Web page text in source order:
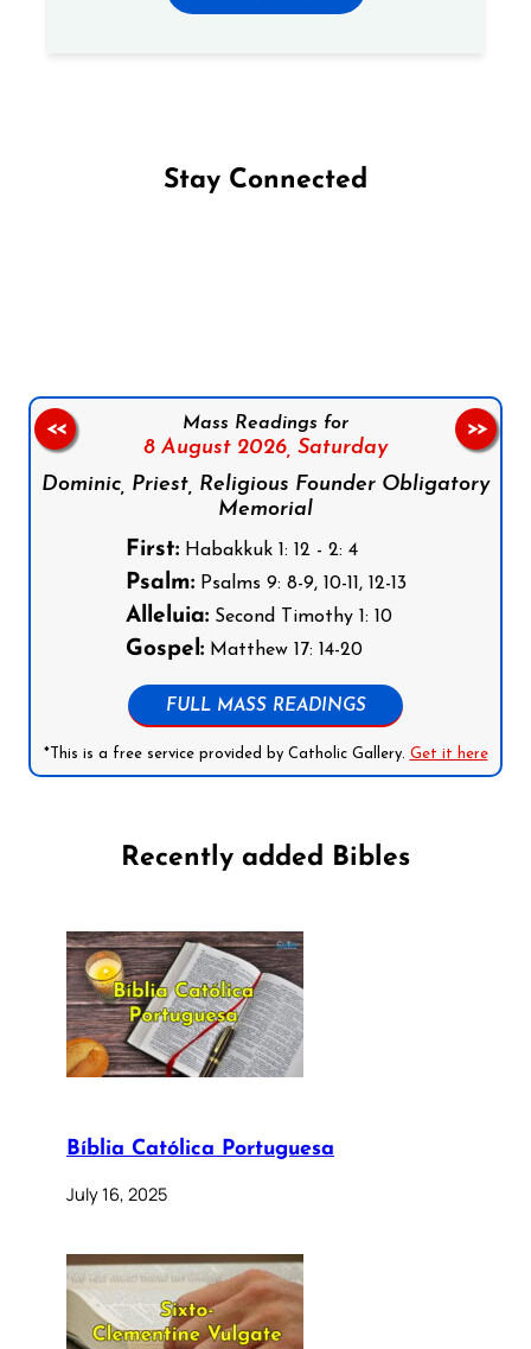
Stay Connected
Mass Readings for
8 August 2026, Saturday
Dominic, Priest, Religious Founder Obligatory
Memorial
First:Habakkuk 1: 12 - 2: 4
Psalm:Psalms 9: 8-9, 10-11, 12-13
Alleluia:Second Timothy 1: 10
Gospel:Matthew 17: 14-20
FULL MASS READINGS
*This is a free service provided by Catholic Gallery. Get it here
<< >>
Recently added Bibles
Bíblia Católica Portuguesa
July 16, 2025